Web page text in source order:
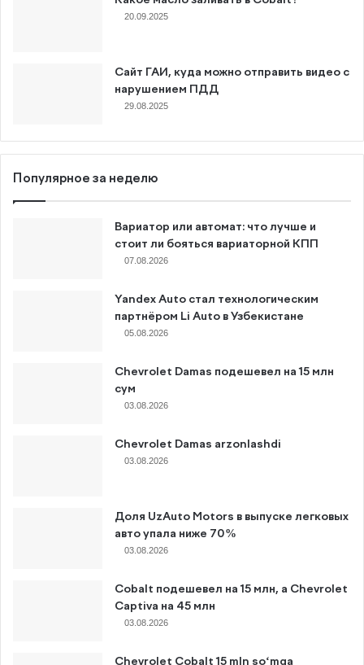
20.09.2025
Сайт ГАИ, куда можно отправить видео с
нарушением ПДД
29.08.2025
Популярное за неделю
Вариатор или автомат: что лучше и
стоит ли бояться вариаторной КПП
07.08.2026
Yandex Auto стал технологическим
партнёром Li Auto в Узбекистане
05.08.2026
Chevrolet Damas подешевел на 15 млн
сум
03.08.2026
Chevrolet Damas arzonlashdi
03.08.2026
Доля UzAuto Motors в выпуске легковых
авто упала ниже 70%
03.08.2026
Cobalt подешевел на 15 млн, а Chevrolet
Captiva на 45 млн
03.08.2026
Chevrolet Cobalt 15 mln so‘mga